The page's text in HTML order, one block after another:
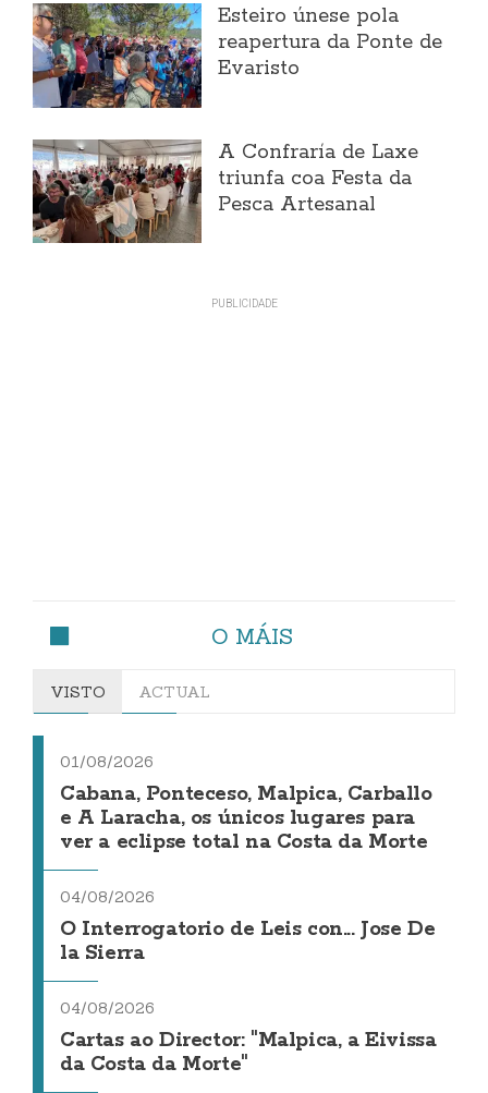
Esteiro únese pola
reapertura da Ponte de
Evaristo
A Confraría de Laxe
triunfa coa Festa da
Pesca Artesanal
O MÁIS
VISTO ACTUAL
01/08/2026
Cabana, Ponteceso, Malpica, Carballo
e A Laracha, os únicos lugares para
ver a eclipse total na Costa da Morte
04/08/2026
O Interrogatorio de Leis con... Jose De
la Sierra
04/08/2026
Cartas ao Director: "Malpica, a Eivissa
da Costa da Morte"